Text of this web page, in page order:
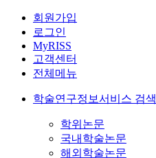
회원가입
로그인
MyRISS
고객센터
전체메뉴
학술연구정보서비스 검색
학위논문
국내학술논문
해외학술논문